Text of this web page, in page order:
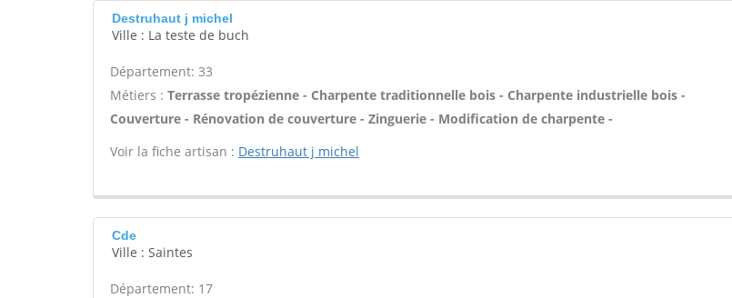
Destruhaut j michel
Ville : La teste de buch
Département: 33
Métiers : Terrasse tropézienne - Charpente traditionnelle bois - Charpente industrielle bois -
Couverture - Rénovation de couverture - Zinguerie - Modification de charpente -
Voir la fiche artisan : Destruhaut j michel
Cde
Ville : Saintes
Département: 17